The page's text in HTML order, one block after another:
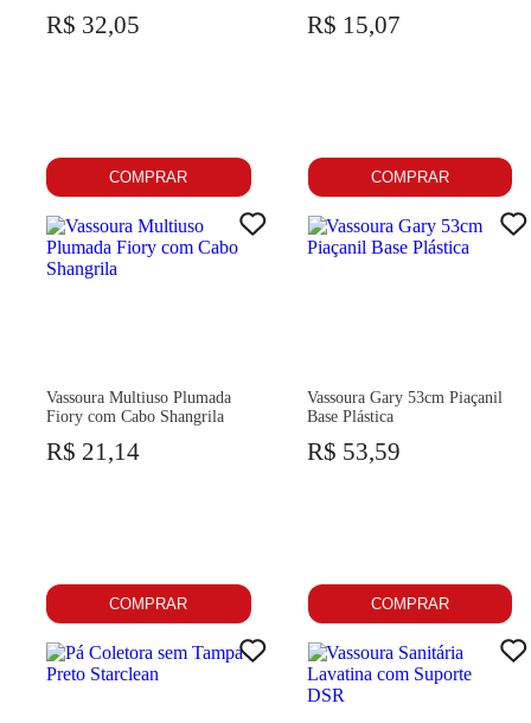
R$ 32,05
COMPRAR
R$ 15,07
COMPRAR
Vassoura Multiuso Plumada
Fiory com Cabo Shangrila
R$ 21,14
COMPRAR
Vassoura Gary 53cm Piaçanil
Base Plástica
R$ 53,59
COMPRAR